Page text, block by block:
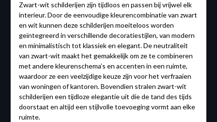
Zwart-wit schilderijen zijn tijdloos en passen bij vrijwel elk
interieur. Door de eenvoudige kleurencombinatie van zwart
en wit kunnen deze schilderijen moeiteloos worden
geïntegreerd in verschillende decoratiestijlen, van modern
en minimalistisch tot klassiek en elegant. De neutraliteit
van zwart-wit maakt het gemakkelijk om ze te combineren
met andere kleurenschema’s en accenten in een ruimte,
waardoor ze een veelzijdige keuze zijn voor het verfraaien
van woningen of kantoren. Bovendien stralen zwart-wit
schilderijen een tijdloze elegantie uit die de tand des tijds
doorstaat en altijd een stijlvolle toevoeging vormt aan elke
ruimte.